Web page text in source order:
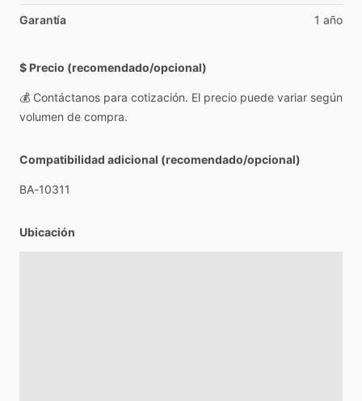
Garantía 1 año
$ Precio (recomendado/opcional)
💰 Contáctanos para cotización. El precio puede variar según
volumen de compra.
Compatibilidad adicional (recomendado/opcional)
BA-10311
Ubicación